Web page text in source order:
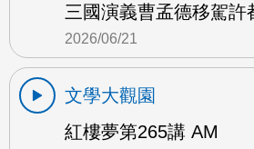
三國演義曹孟德移駕許
2026/06/21
文學大觀園
紅樓夢第265講 AM